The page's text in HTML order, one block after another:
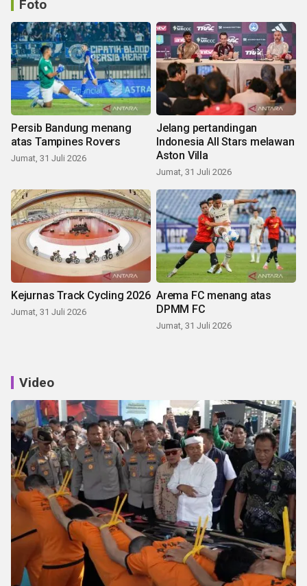
Foto
Persib Bandung menang
atas Tampines Rovers
Jumat, 31 Juli 2026
Jelang pertandingan
Indonesia All Stars melawan
Aston Villa
Jumat, 31 Juli 2026
Kejurnas Track Cycling 2026
Jumat, 31 Juli 2026
Arema FC menang atas
DPMM FC
Jumat, 31 Juli 2026
Video